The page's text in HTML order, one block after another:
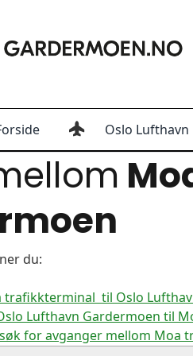
Oslo Lufthavn
du:
trafikkterminal til Oslo
Lufthavn Gardermoen til
for avganger mellom Moa